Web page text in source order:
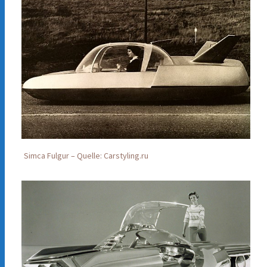
Simca Fulgur – Quelle: Carstyling.ru